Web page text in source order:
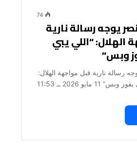
74
يوجه رسالة نارية
الهلال: “اللي يبي
وبس”
رسالة نارية قبل مواجهة الهلال:
“اللي يبي الدوري يفوز وبس” 11 مايو 2026 ــ 11:53